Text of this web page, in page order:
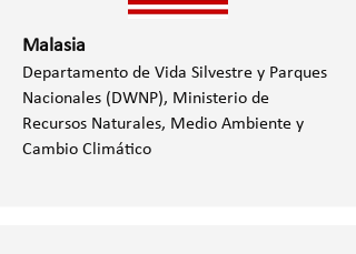
Malasia
Departamento de Vida Silvestre y Parques
Nacionales (DWNP), Ministerio de
Recursos Naturales, Medio Ambiente y
Cambio Climático